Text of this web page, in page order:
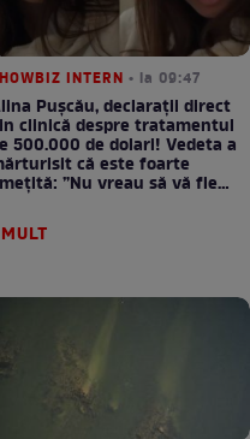
INTERN • la 09:47
Pușcău, declarații direct
clinică despre tratamentul
500.000 de dolari! Vedeta a
că este foarte
”Nu vreau să vă fie